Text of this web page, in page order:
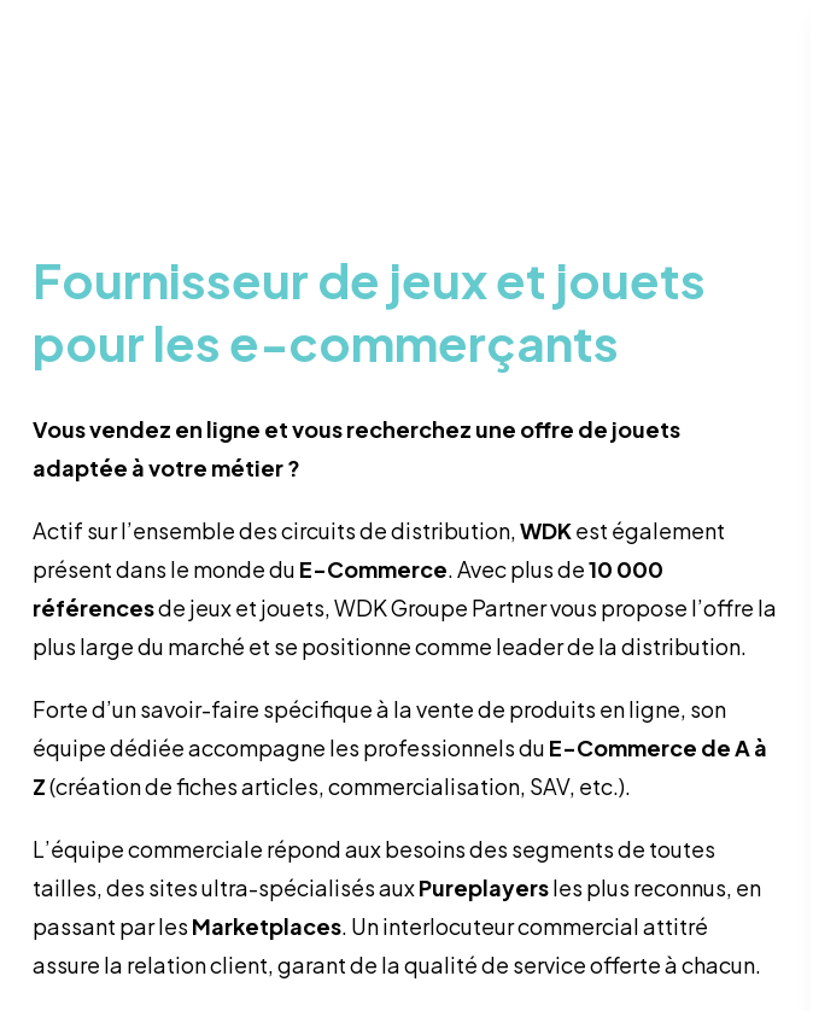
Fournisseur de jeux et jouets
pour les e-commerçants
Vous vendez en ligne et vous recherchez une offre de jouets
adaptée à votre métier ?
Actif sur l’ensemble des circuits de distribution,WDKest également
présent dans le monde du E-Commerce. Avec plus de10 000
référencesde jeux et jouets, WDK Groupe Partner vous propose l’offre la
plus large du marché et se positionne comme leader de la distribution.
Forte d’un savoir-faire spécifique à la vente de produits en ligne, son
équipe dédiée accompagne les professionnels du E-Commerce de A à
Z(création de fiches articles, commercialisation, SAV, etc.).
L’équipe commerciale répond aux besoins des segments de toutes
tailles, des sites ultra-spécialisés auxPureplayersles plus reconnus, en
passant par les Marketplaces. Un interlocuteur commercial attitré
assure la relation client, garant de la qualité de service offerte à chacun.